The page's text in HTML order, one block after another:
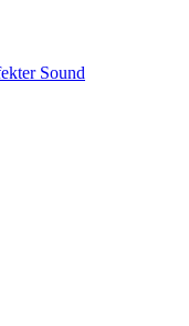
Sound